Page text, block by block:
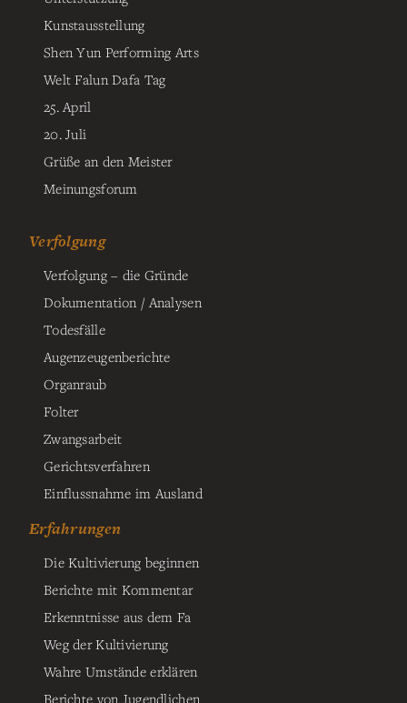
Kunstausstellung
Shen Yun Performing Arts
Welt Falun Dafa Tag
25. April
20. Juli
Grüße an den Meister
Meinungsforum
Verfolgung
Verfolgung – die Gründe
Dokumentation / Analysen
Todesfälle
Augenzeugenberichte
Organraub
Folter
Zwangsarbeit
Gerichtsverfahren
Einflussnahme im Ausland
Erfahrungen
Die Kultivierung beginnen
Berichte mit Kommentar
Erkenntnisse aus dem Fa
Weg der Kultivierung
Wahre Umstände erklären
Berichte von Jugendlichen